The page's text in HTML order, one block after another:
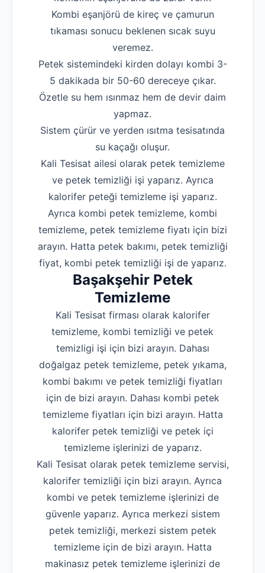
Kombi eşanjörü de kireç ve çamurun
tıkaması sonucu beklenen sıcak suyu
veremez.
Petek sistemindeki kirden dolayı kombi 3-
5 dakikada bir 50-60 dereceye çıkar.
Özetle su hem ısınmaz hem de devir daim
yapmaz.
Sistem çürür ve yerden ısıtma tesisatında
su kaçağı oluşur.
Kali Tesisat ailesi olarak petek temizleme
ve petek temizliği işi yaparız. Ayrıca
kalorifer peteği temizleme işi yaparız.
Ayrıca kombi petek temizleme, kombi
temizleme, petek temizleme fiyatı için bizi
arayın. Hatta petek bakımı, petek temizliği
fiyat, kombi petek temizliği işi de yaparız.
BaşakşehirPetek
Temizleme
Kali Tesisat firması olarak kalorifer
temizleme, kombi temizliği ve petek
temizligi işi için bizi arayın. Dahası
doğalgaz petek temizleme, petek yıkama,
kombi bakımı ve petek temizliği fiyatları
için de bizi arayın. Dahası kombi petek
temizleme fiyatları için bizi arayın. Hatta
kalorifer petek temizliği ve petek içi
temizleme işlerinizi de yaparız.
Kali Tesisat olarak petek temizleme servisi,
kalorifer temizliği için bizi arayın. Ayrıca
kombi ve petek temizleme işlerinizi de
güvenle yaparız. Ayrıca merkezi sistem
petek temizliği, merkezi sistem petek
temizleme için de bizi arayın. Hatta
makinasız petek temizleme işlerinizi de